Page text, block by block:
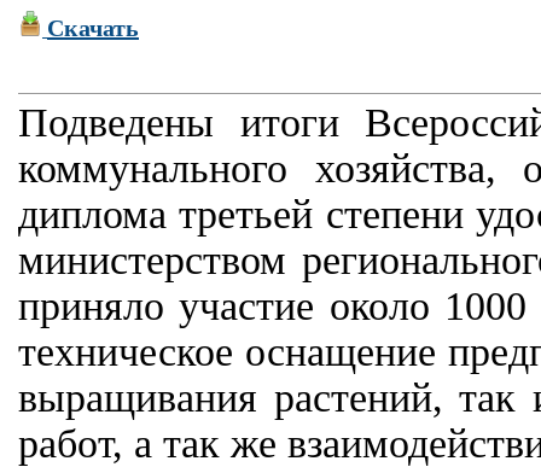
Скачать
Подведены итоги
коммунального
диплома третьей степени
министерством
приняло участие около
техническое оснащение
выращивания растений,
работ, а так же